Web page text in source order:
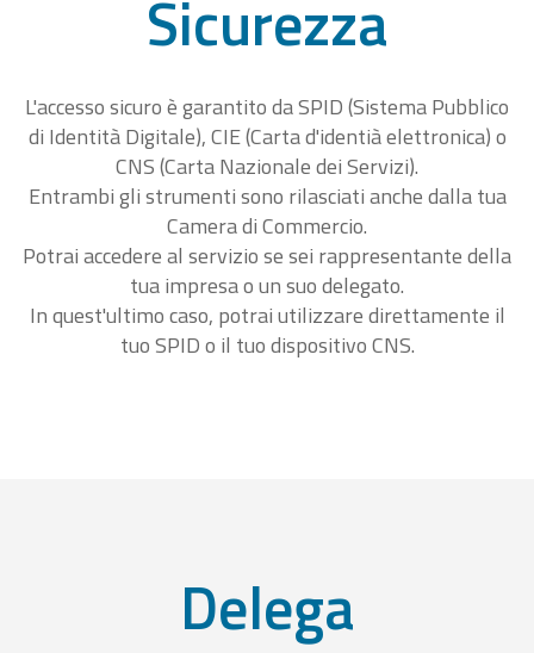
Sicurezza
L'accesso sicuro è garantito da SPID (Sistema Pubblico
di Identità Digitale), CIE (Carta d'identià elettronica) o
CNS (Carta Nazionale dei Servizi).
Entrambi gli strumenti sono rilasciati anche dalla tua
Camera di Commercio.
Potrai accedere al servizio se sei rappresentante della
tua impresa o un suo delegato.
In quest'ultimo caso, potrai utilizzare direttamente il
tuo SPID o il tuo dispositivo CNS.
Delega